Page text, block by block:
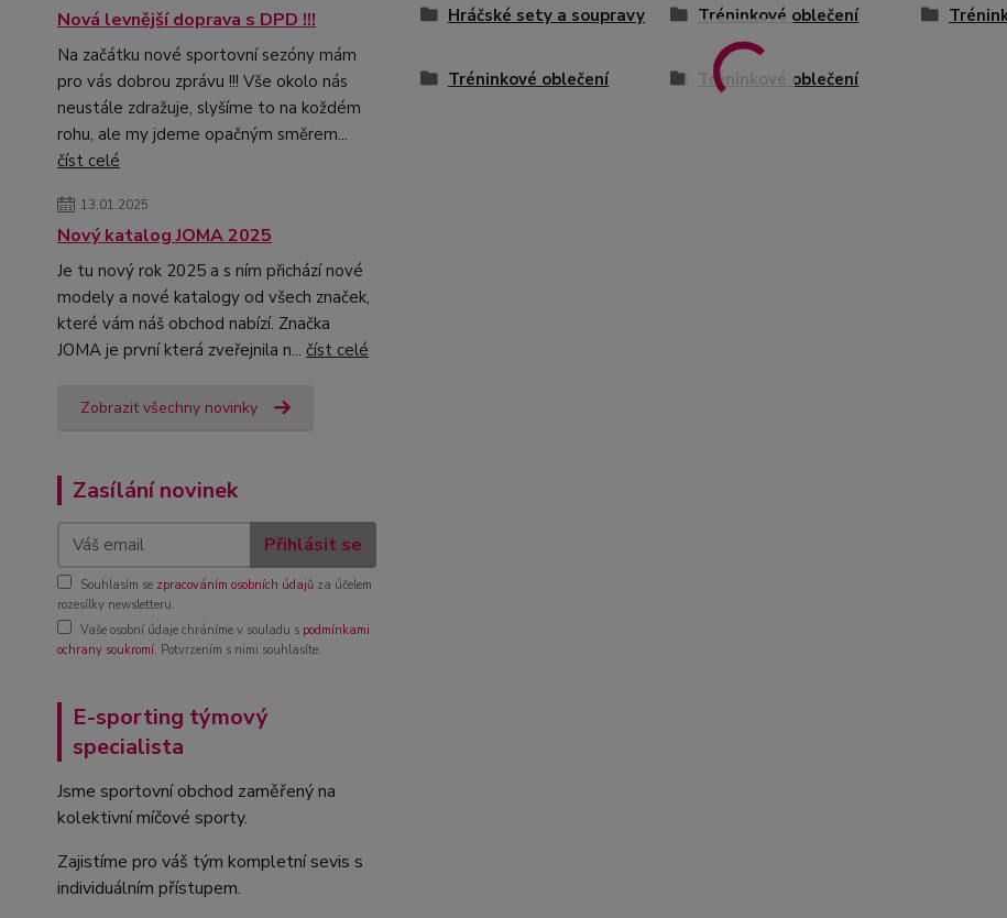
Nová levnější doprava s DPD !!!
Na začátku nové sportovní sezóny mám
pro vás dobrou zprávu !!! Vše okolo nás
neustále zdražuje, slyšíme to na koždém
rohu, ale my jdeme opačným směrem...
číst celé
13.01.2025
Nový katalog JOMA 2025
Je tu nový rok 2025 a s ním přichází nové
modely a nové katalogy od všech značek,
které vám náš obchod nabízí. Značka
JOMA je první která zveřejnila n... číst celé
Zobrazit všechny novinky
Zasílání novinek
Přihlásit se
Souhlasím se zpracováním osobních údajů za účelem
rozesílky newsletteru.
Vaše osobní údaje chráníme v souladu s podmínkami
ochrany soukromí. Potvrzením s nimi souhlasíte.
E-sporting týmový
specialista
Jsme sportovní obchod zaměřený na
kolektivní míčové sporty.
Zajistíme pro váš tým kompletní sevis s
individuálním přístupem.
Hráčské sety a soupravy
Tréninkové oblečení
Tréninkové oblečení
Tréninkové oblečení